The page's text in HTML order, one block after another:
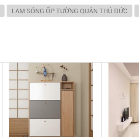
LAM SÓNG ỐP TƯỜNG QUẬN THỦ ĐỨC